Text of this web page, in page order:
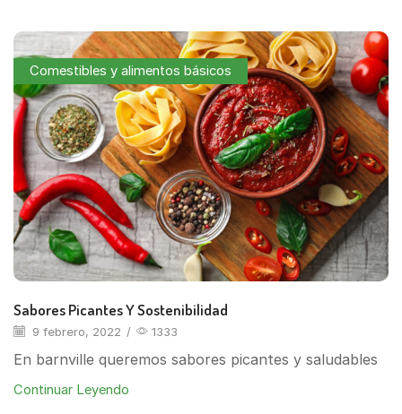
Comestibles y alimentos básicos
Sabores Picantes Y Sostenibilidad
9 febrero, 2022 / 1333
En barnville queremos sabores picantes y saludables
Continuar Leyendo